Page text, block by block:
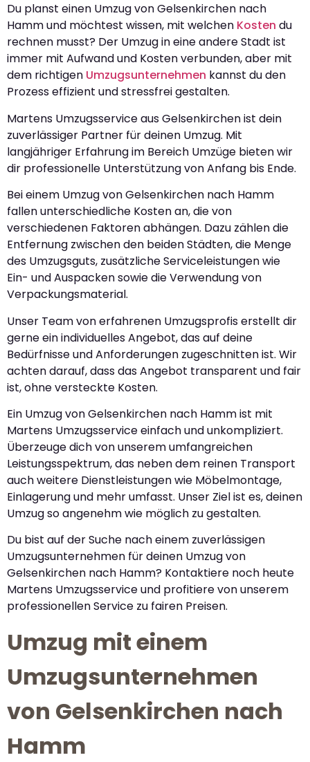
Du planst einen Umzug von Gelsenkirchen nach
Hamm und möchtest wissen, mit welchen Kosten du
rechnen musst? Der Umzug in eine andere Stadt ist
immer mit Aufwand und Kosten verbunden, aber mit
dem richtigen Umzugsunternehmen kannst du den
Prozess effizient und stressfrei gestalten.
Martens Umzugsservice aus Gelsenkirchen ist dein
zuverlässiger Partner für deinen Umzug. Mit
langjähriger Erfahrung im Bereich Umzüge bieten wir
dir professionelle Unterstützung von Anfang bis Ende.
Bei einem Umzug von Gelsenkirchen nach Hamm
fallen unterschiedliche Kosten an, die von
verschiedenen Faktoren abhängen. Dazu zählen die
Entfernung zwischen den beiden Städten, die Menge
des Umzugsguts, zusätzliche Serviceleistungen wie
Ein- und Auspacken sowie die Verwendung von
Verpackungsmaterial.
Unser Team von erfahrenen Umzugsprofis erstellt dir
gerne ein individuelles Angebot, das auf deine
Bedürfnisse und Anforderungen zugeschnitten ist. Wir
achten darauf, dass das Angebot transparent und fair
ist, ohne versteckte Kosten.
Ein Umzug von Gelsenkirchen nach Hamm ist mit
Martens Umzugsservice einfach und unkompliziert.
Überzeuge dich von unserem umfangreichen
Leistungsspektrum, das neben dem reinen Transport
auch weitere Dienstleistungen wie Möbelmontage,
Einlagerung und mehr umfasst. Unser Ziel ist es, deinen
Umzug so angenehm wie möglich zu gestalten.
Du bist auf der Suche nach einem zuverlässigen
Umzugsunternehmen für deinen Umzug von
Gelsenkirchen nach Hamm? Kontaktiere noch heute
Martens Umzugsservice und profitiere von unserem
professionellen Service zu fairen Preisen.
Umzug mit einem
Umzugsunternehmen
von Gelsenkirchen nach
Hamm